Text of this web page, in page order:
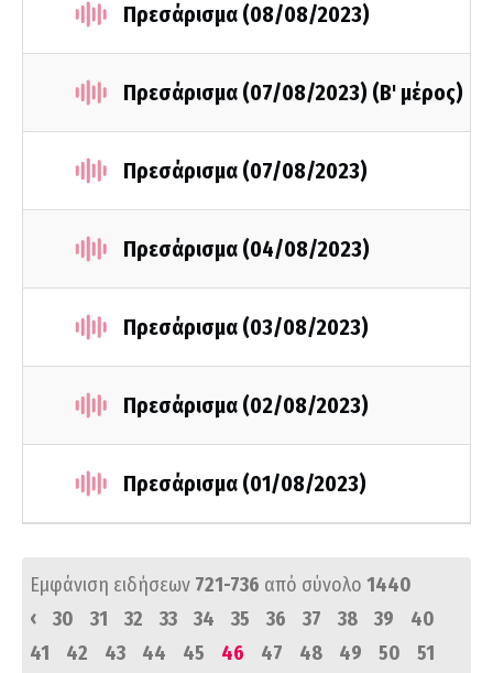
Πρεσάρισμα (08/08/2023)
Πρεσάρισμα (07/08/2023) (B' μέρος)
Πρεσάρισμα (07/08/2023)
Πρεσάρισμα (04/08/2023)
Πρεσάρισμα (03/08/2023)
Πρεσάρισμα (02/08/2023)
Πρεσάρισμα (01/08/2023)
Εμφάνιση ειδήσεων 721-736 από σύνολο 1440
‹
30 31 32 33 34 35 36 37 38 39
40
41
42 43 44 45 46 47 48 49 50
51